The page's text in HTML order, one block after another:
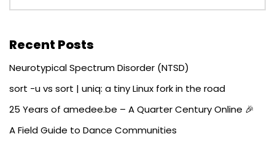
Recent Posts
Neurotypical Spectrum Disorder (NTSD)
sort -u vs sort | uniq: a tiny Linux fork in the road
25 Years of amedee.be – A Quarter Century Online 🎉
A Field Guide to Dance Communities